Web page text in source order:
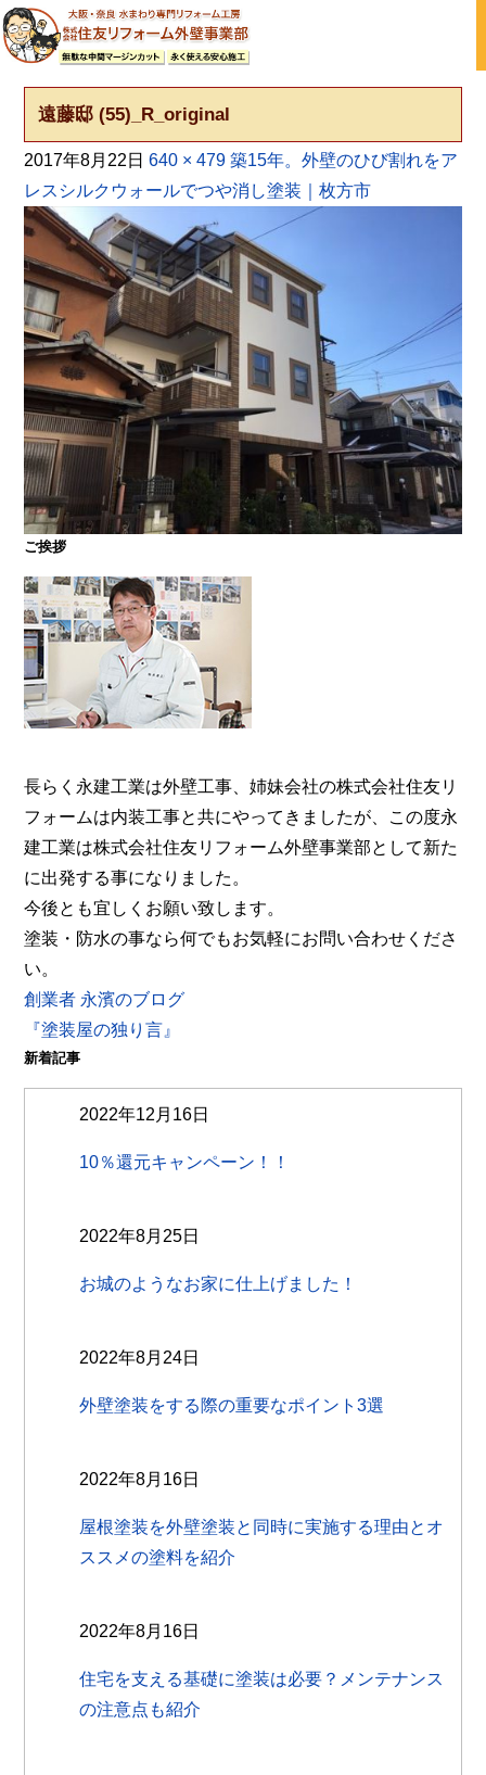
遠藤邸 (55)_R_original
2017年8月22日 640 × 479 築15年。外壁のひび割れをア
レスシルクウォールでつや消し塗装｜枚方市
えの方は塗装専門店の株式会社住友リフォーム外壁
事業部へ。【電話：0800-200-5246/受付：8時～20
時土日対応】メール相談・御見積り依頼は24時間受
付。『後悔しない塗り替えガイドブック』無料進呈
ご挨拶
長らく永建工業は外壁工事、姉妹会社の株式会社住友リ
フォームは内装工事と共にやってきましたが、この度永
建工業は株式会社住友リフォーム外壁事業部として新た
に出発する事になりました。
今後とも宜しくお願い致します。
塗装・防水の事なら何でもお気軽にお問い合わせくださ
い。
創業者 永濱のブログ
『塗装屋の独り言』
新着記事
2022年12月16日
10％還元キャンペーン！！
2022年8月25日
お城のようなお家に仕上げました！
2022年8月24日
外壁塗装をする際の重要なポイント3選
2022年8月16日
屋根塗装を外壁塗装と同時に実施する理由とオ
ススメの塗料を紹介
2022年8月16日
住宅を支える基礎に塗装は必要？メンテナンス
の注意点も紹介